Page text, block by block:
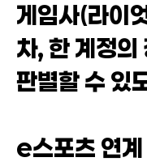
게임사(라이
차, 한 계정의
판별할 수 있
e스포츠 연